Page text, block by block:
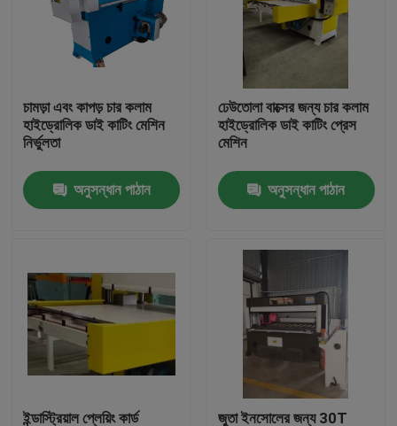
আমাদের সম্পর্কে
মান নিয়ন্ত্রণ
যোগাযোগ করুন
হাইড্রোলিক Die কাটন মেশিন
হাইড্রোলিক প্রেস মরা কাটন মেশিন
হাইড্রোলিক সুইং আর্ম কাটন মেশিন
চামড়া এবং কাপড় চার কলাম
হাইড্রোলিক ডাই কাটিং মেশিন
নির্ভুলতা
অনুসন্ধান পাঠান
ঢেউতোলা বাক্সের জন্য চার কলাম
হাইড্রোলিক ডাই কাটিং প্রেস
মেশিন
অনুসন্ধান পাঠান
ইন্ডাস্ট্রিয়াল প্লেয়িং কার্ড জুতা ইনসোলের জন্য 30T